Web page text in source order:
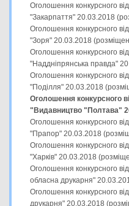
Оголошення конкурсного
"Закарпаття" 20.03.2018
Оголошення конкурсного
"Зоря" 20.03.2018
Оголошення конкурсного
"Наддніпрянська правда"
Оголошення конкурсного
"Поділля" 20.03.2018
Оголошення конкурсного
"Видавництво "Полтава"
Оголошення конкурсного
"Прапор" 20.03.2018
Оголошення конкурсного
"Харків" 20.03.2018
Оголошення конкурсного
обласна друкарня"
Оголошення конкурсного
друкарня" 20.03.2018